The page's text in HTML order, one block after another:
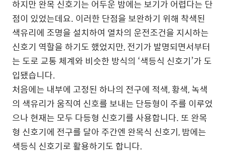
하지만 완목 신호기는 어두운 밤에는 보기가 어렵다는 단
점이 있었는데요. 이러한 단점을 보완하기 위해 착색된
색유리에 조명을 설치하여 열차의 운전조건을 지시하는
신호기 역할을 하기도 했었지만, 전기가 발명되면서부터
는 도로 교통 체계와 비슷한 방식의 ‘색등식 신호기’가 도
입됐습니다.
처음에는 내부에 고정된 하나의 전구에 적색, 황색, 녹색
의 색유리가 움직여 신호를 보내는 단등형이 주를 이루었
으나 현재는 모두 다등형 신호기를 사용합니다. 또 완목
형 신호기에 전구를 달아 주간엔 완목식 신호기, 밤에는
색등식 신호기로 활용하기도 합니다.